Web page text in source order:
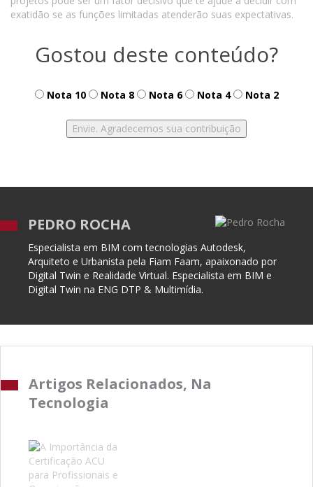
exatidão se as funções limitadas atenderão suas expectativas.
Gostou deste conteúdo?
Nota 10 Nota 8 Nota 6 Nota 4 Nota 2
PEDRO ROCHA
Especialista em BIM com tecnologias Autodesk,
Arquiteto e Urbanista pela Fiam Faam, apaixonado por
Digital Twin e Realidade Virtual. Especialista em BIM e
Digital Twin na ENG DTP & Multimídia.
Artigos Relacionados, Na
Tecnologia